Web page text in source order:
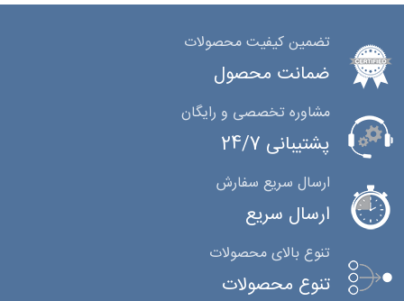
تضمین کیفیت محصولات
ضمانت محصول
مشاوره تخصصی و رایگان
پشتیبانی 24/7
ارسال سریع سفارش
ارسال سریع
تنوع بالای محصولات
تنوع محصولات